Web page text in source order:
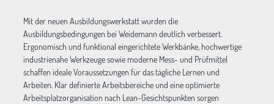
Mit der neuen Ausbildungswerkstatt wurden die
Ausbildungsbedingungen bei Weidemann deutlich verbessert.
Ergonomisch und funktional eingerichtete Werkbänke, hochwertige
industrienahe Werkzeuge sowie moderne Mess- und Prüfmittel
schaffen ideale Voraussetzungen für das tägliche Lernen und
Arbeiten. Klar definierte Arbeitsbereiche und eine optimierte
Arbeitsplatzorganisation nach Lean-Gesichtspunkten sorgen